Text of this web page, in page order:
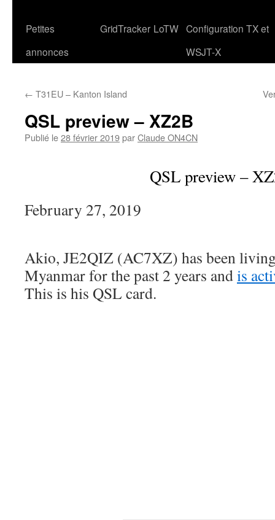
Petites
annonces
GridTracker LoTW Configuration TX et
WSJT-X
← T31EU – Kanton Island
QSL preview – XZ2B
Publié le28 février 2019parClaude ON4CN
QSL preview –
February 27, 2019
Akio, JE2QIZ (AC7XZ) has been
Myanmar for the past 2 years andis
This is his QSL card.